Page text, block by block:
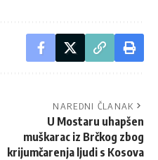
NAREDNI ČLANAK
U Mostaru uhapšen
muškarac iz Brčkog zbog
krijumčarenja ljudi s Kosova